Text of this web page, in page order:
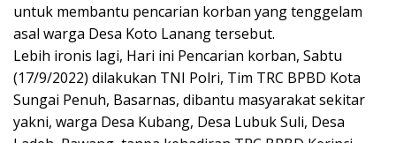
untuk membantu pencarian korban yang tenggelam
asal warga Desa Koto Lanang tersebut.
Lebih ironis lagi, Hari ini Pencarian korban, Sabtu
(17/9/2022) dilakukan TNI Polri, Tim TRC BPBD Kota
Sungai Penuh, Basarnas, dibantu masyarakat sekitar
yakni, warga Desa Kubang, Desa Lubuk Suli, Desa